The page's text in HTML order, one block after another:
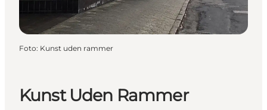
Kunst Uden Rammer
Foto: Kunst uden rammer